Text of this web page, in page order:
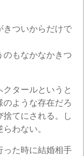
きついからだけで
のもなかなかきつ
タールというと
のような存在だろ
捨てにされる。し
わない。
った時に結婚相手